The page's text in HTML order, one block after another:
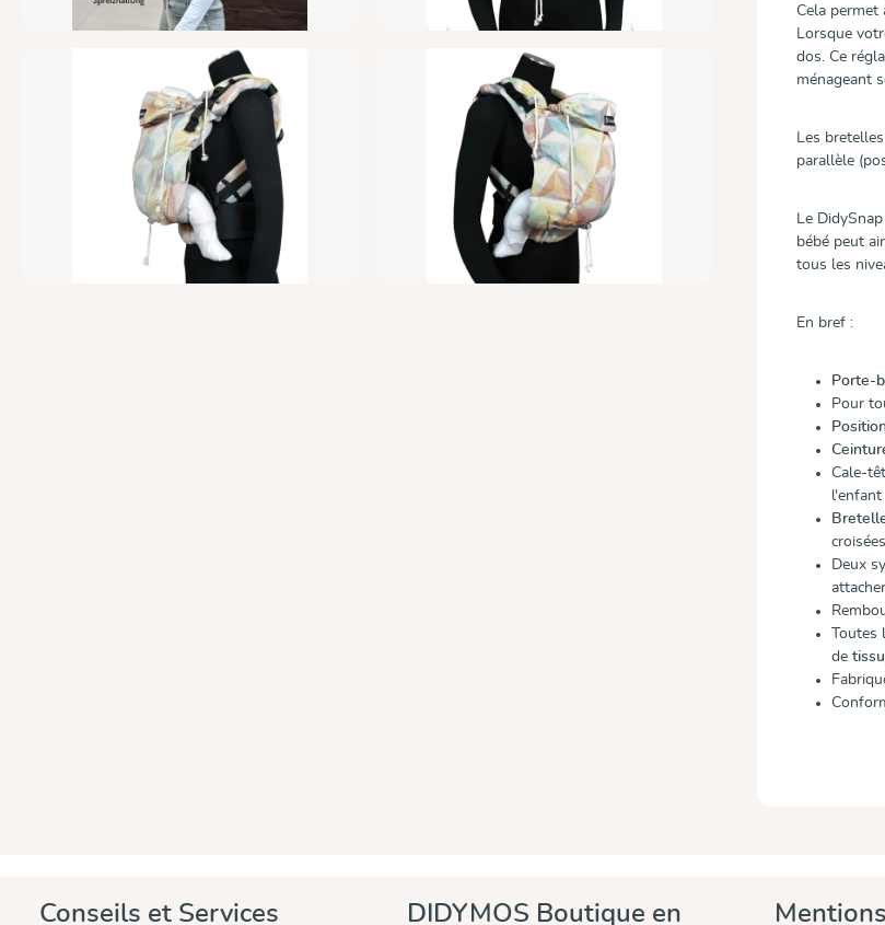
Cela permet
Lorsque
dos. Ce
ménageant
Les
parallèle
Le
bébé peut
tous les
En bref :
Porte-
Pour
Cale-
l'enfant
Deux
Toutes
de
Conseils et Services DIDYMOS Boutique en